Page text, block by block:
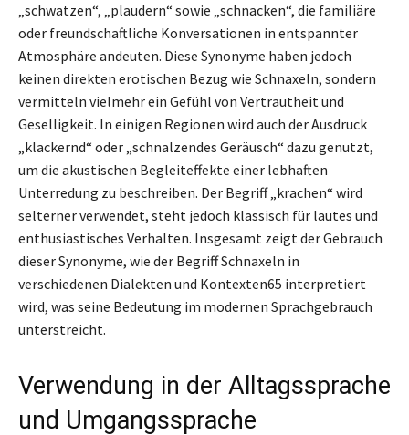
„schwatzen“, „plaudern“ sowie „schnacken“, die familiäre
oder freundschaftliche Konversationen in entspannter
Atmosphäre andeuten. Diese Synonyme haben jedoch
keinen direkten erotischen Bezug wie Schnaxeln, sondern
vermitteln vielmehr ein Gefühl von Vertrautheit und
Geselligkeit. In einigen Regionen wird auch der Ausdruck
„klackernd“ oder „schnalzendes Geräusch“ dazu genutzt,
um die akustischen Begleiteffekte einer lebhaften
Unterredung zu beschreiben. Der Begriff „krachen“ wird
selterner verwendet, steht jedoch klassisch für lautes und
enthusiastisches Verhalten. Insgesamt zeigt der Gebrauch
dieser Synonyme, wie der Begriff Schnaxeln in
verschiedenen Dialekten und Kontexten65 interpretiert
wird, was seine Bedeutung im modernen Sprachgebrauch
unterstreicht.
Verwendung in der Alltagssprache
und Umgangssprache